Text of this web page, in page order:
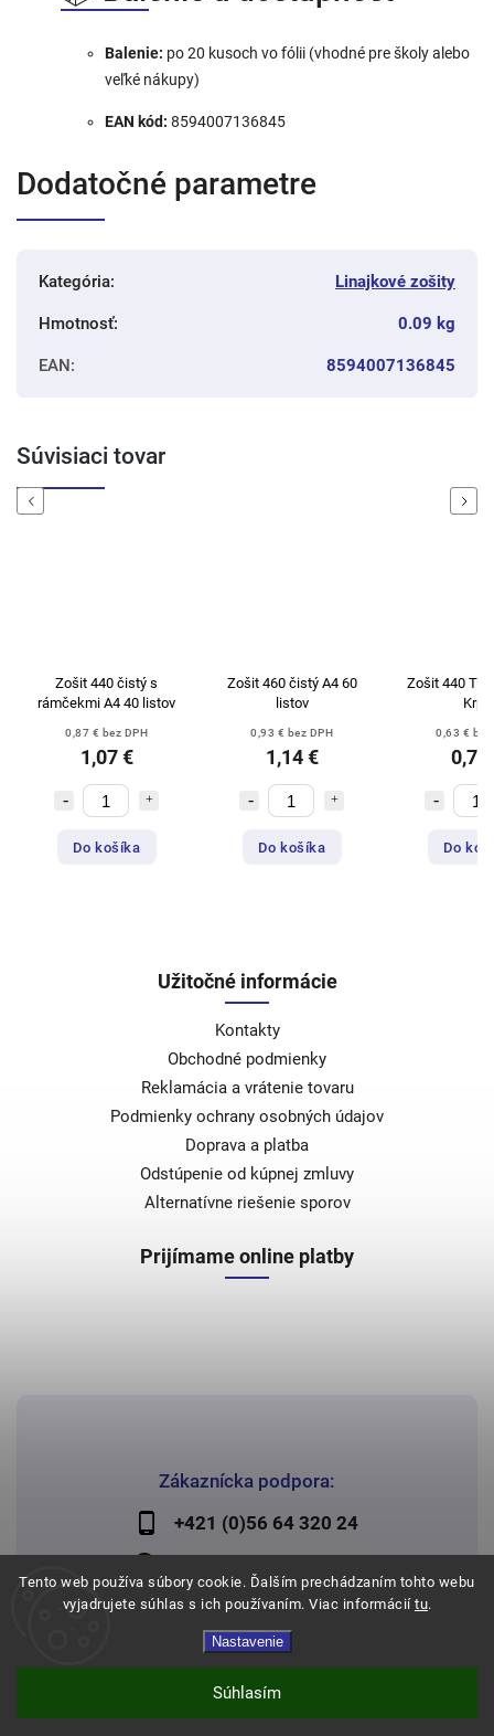
Tento web používa súbory cookie. Ďalším prechádzaním tohto webu
vyjadrujete súhlas s ich používaním. Viac informácií tu.
Nastavenie
Súhlasím
Balenie: po 20 kusoch vo fólii (vhodné pre školy alebo
veľké nákupy)
EAN kód: 8594007136845
Dodatočné parametre
Kategória: Linajkové zošity
Hmotnosť: 0.09 kg
EAN: 8594007136845
Súvisiaci tovar
Previous
Zošit 440 čistý s
rámčekmi A4 40 listov
0,87 € bez DPH
1,07 €
Do košíka
Zošit 460 čistý A4 60
listov
0,93 € bez DPH
1,14 €
Do košíka
Zošit 440
Krpa
0,63 € bez
0,77
Do
Next
Zákaznícka podpora:
+421 (0)56 64 320 24
Užitočné informácie
Kontakty
Obchodné podmienky
Reklamácia a vrátenie tovaru
Podmienky ochrany osobných údajov
Doprava a platba
Odstúpenie od kúpnej zmluvy
Alternatívne riešenie sporov
Prijímame online platby
Copyright 2026Papier Lechman. Všetky práva vyhradené.
Shoptet | Design